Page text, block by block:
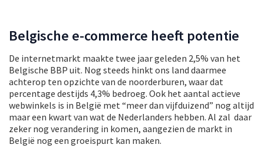
Belgische e-commerce heeft potentie
De internetmarkt maakte twee jaar geleden 2,5% van het
Belgische BBP uit. Nog steeds hinkt ons land daarmee
achterop ten opzichte van de noorderburen, waar dat
percentage destijds 4,3% bedroeg. Ook het aantal actieve
webwinkels is in België met “meer dan vijfduizend” nog altijd
maar een kwart van wat de Nederlanders hebben. Al zal daar
zeker nog verandering in komen, aangezien de markt in
België nog een groeispurt kan maken.